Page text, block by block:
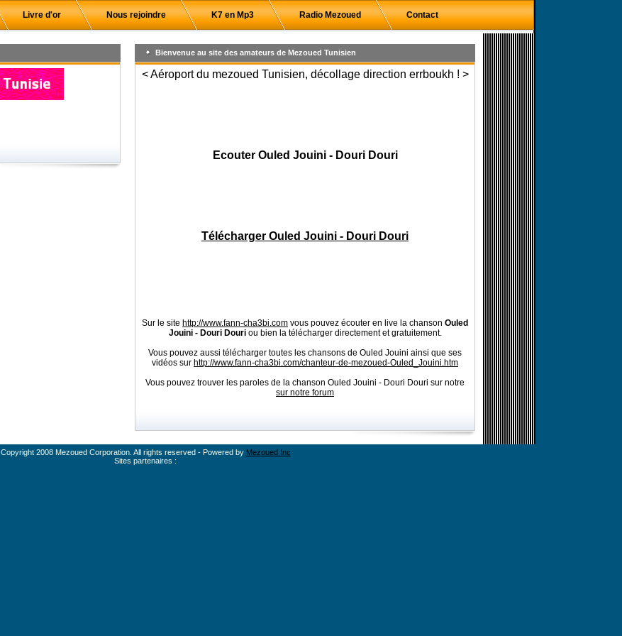
Livre d'or Nous rejoindre K7 en Mp3 Radio Mezoued Contact
Bienvenue au site des amateurs de Mezoued Tunisien
< Aéroport du mezoued Tunisien, décollage direction errboukh ! >
Ecouter Ouled Jouini - Douri Douri
Télécharger Ouled Jouini - Douri Douri
Sur le site http://www.fann-cha3bi.com vous pouvez écouter en live la chanson Ouled
Jouini - Douri Douriou bien la télécharger directement et gratuitement.
Vous pouvez aussi télécharger toutes les chansons de Ouled Jouini ainsi que ses
vidéos sur http://www.fann-cha3bi.com/chanteur-de-mezoued-Ouled_Jouini.htm
Vous pouvez trouver les paroles de la chanson Ouled Jouini - Douri Douri sur notre
sur notre forum
Copyright 2008 Mezoued Corporation. All rights reserved - Powered by Mezoued Inc
Sites partenaires :